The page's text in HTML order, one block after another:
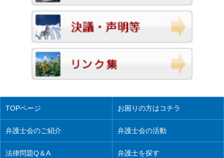
TOPページ お困りの方はコチラ
弁護士会のご紹介 弁護士会の活動
法律問題Q＆A 弁護士を探す